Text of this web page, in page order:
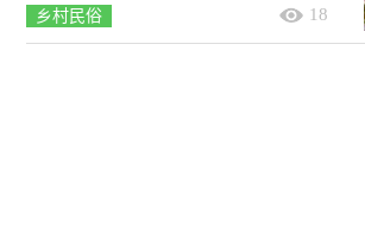
乡村民俗 18